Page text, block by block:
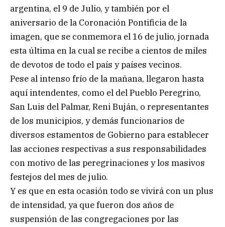
argentina, el 9 de Julio, y también por el
aniversario de la Coronación Pontificia de la
imagen, que se conmemora el 16 de julio, jornada
esta última en la cual se recibe a cientos de miles
de devotos de todo el país y países vecinos.
Pese al intenso frío de la mañana, llegaron hasta
aquí intendentes, como el del Pueblo Peregrino,
San Luis del Palmar, Reni Buján, o representantes
de los municipios, y demás funcionarios de
diversos estamentos de Gobierno para establecer
las acciones respectivas a sus responsabilidades
con motivo de las peregrinaciones y los masivos
festejos del mes de julio.
Y es que en esta ocasión todo se vivirá con un plus
de intensidad, ya que fueron dos años de
suspensión de las congregaciones por las